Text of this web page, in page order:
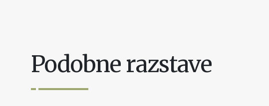
Podobne razstave